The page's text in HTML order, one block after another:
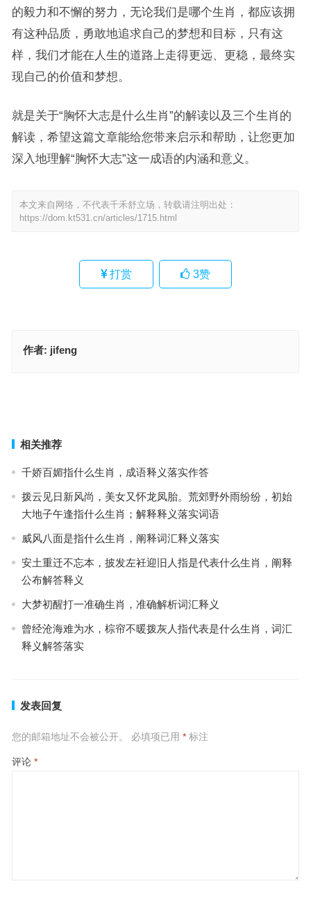
的毅力和不懈的努力，无论我们是哪个生肖，都应该拥
有这种品质，勇敢地追求自己的梦想和目标，只有这
样，我们才能在人生的道路上走得更远、更稳，最终实
现自己的价值和梦想。
就是关于“胸怀大志是什么生肖”的解读以及三个生肖的
解读，希望这篇文章能给您带来启示和帮助，让您更加
深入地理解“胸怀大志”这一成语的内涵和意义。
本文来自网络，不代表千禾舒立场，转载请注明出处：
https://dom.kt531.cn/articles/1715.html
打赏 3赞
作者: jifeng
相关推荐
千娇百媚指什么生肖，成语释义落实作答
拨云见日新风尚，美女又怀龙凤胎。荒郊野外雨纷纷，初始
大地子午逢指什么生肖；解释释义落实词语
威风八面是指什么生肖，阐释词汇释义落实
安土重迁不忘本，披发左衽迎旧人指是代表什么生肖，阐释
公布解答释义
大梦初醒打一准确生肖，准确解析词汇释义
曾经沧海难为水，棕帘不暖拨灰人指代表是什么生肖，词汇
释义解答落实
发表回复
您的邮箱地址不会被公开。 必填项已用 *标注
评论 *